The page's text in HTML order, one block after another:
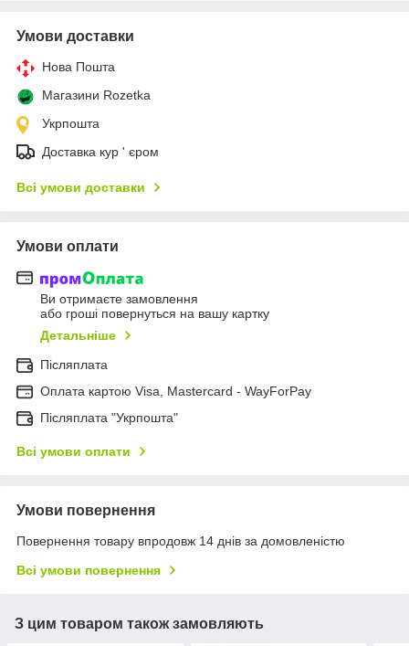
Умови доставки
Нова Пошта
Магазини Rozetka
Укрпошта
Доставка кур ' єром
Всі умови доставки
Умови оплати
Ви отримаєте замовлення
або гроші повернуться на вашу картку
Детальніше
Післяплата
Оплата картою Visa, Mastercard - WayForPay
Післяплата "Укрпошта"
Всі умови оплати
Умови повернення
Повернення товару впродовж 14 днів за домовленістю
Всі умови повернення
З цим товаром також замовляють